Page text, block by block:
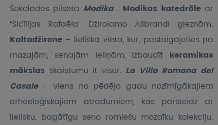
Šokolādes pilsēta Modika . Modikas katedrāle ar
“Sicīlijas Rafaēla” Džirolamo Alibrandi gleznām.
Kaltadžirone – lieliska vieta, kur, pastaigājoties pa
mazajām, senajām ieliņām, izbaudīt keramikas
mākslas skaistumu it visur. La Villa Romana del
Casale– viens no pēdējo gadu nozīmīgākajiem
arheoloģiskajiem atradumiem, kas pārsteidz ar
lielisku, bagātīgu seno romiešu mozaīku kolekciju.